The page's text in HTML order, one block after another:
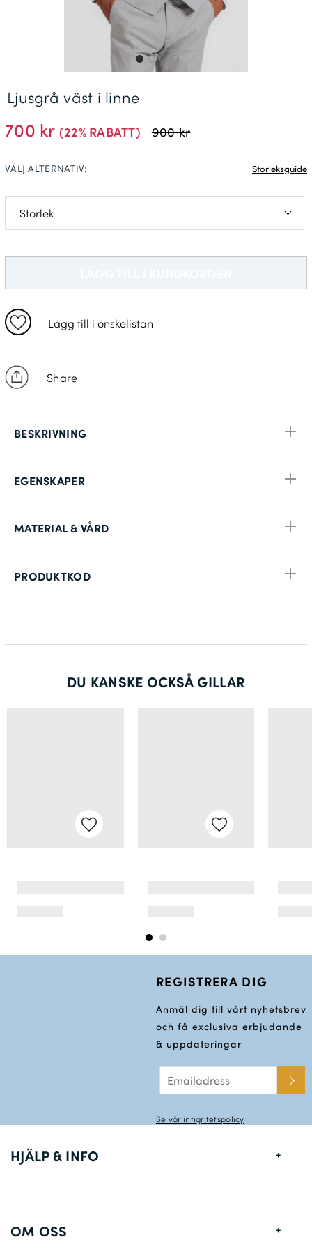
Leveransinformation *
700 kr (22% RABATT) 900 kr
Lägg till i önskelistan
Share
Ljusgrå väst i linne
L: C52-C54
XL: C56-C58
3XL: C64-C66
VÄLJ ALTERNATIV: Storleksguide
EGENSKAPER
BESKRIVNING
MATERIAL & VÅRD
PRODUKTKOD
DU KANSKE OCKSÅ GILLAR
REGISTRERA DIG
Anmäl dig till vårt nyhetsbrev
och få exclusiva erbjudande
& uppdateringar
Se vår intigritetspolicy
HJÄLP & INFO
OM OSS